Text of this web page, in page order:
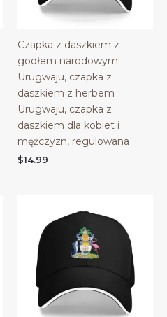
Czapka z daszkiem z
godłem narodowym
Urugwaju, czapka z
daszkiem z herbem
Urugwaju, czapka z
daszkiem dla kobiet i
mężczyzn, regulowana
$14.99